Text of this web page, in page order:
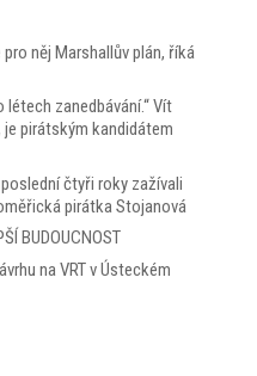
něj Marshallův plán, říká
zanedbávání.“ Vít
pirátským kandidátem
čtyři roky zažívali
pirátka Stojanová
BUDOUCNOST
na VRT v Ústeckém